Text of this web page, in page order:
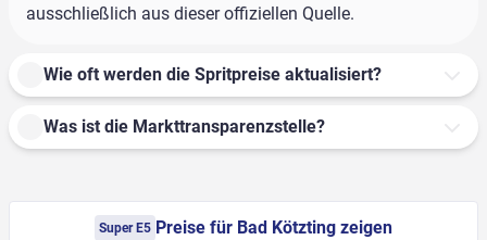
ausschließlich aus dieser offiziellen Quelle.
Wie oft werden die Spritpreise aktualisiert?
Was ist die Markttransparenzstelle?
Super E5 Preise für Bad Kötzting zeigen